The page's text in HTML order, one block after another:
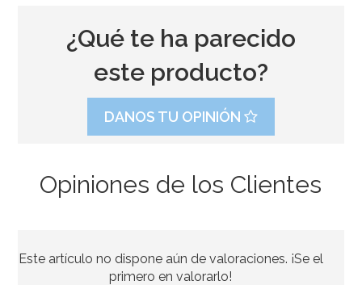
3,50€
¿Qué te ha parecido
este producto?
DANOS TU OPINIÓN
Opiniones de los Clientes
Este artículo no dispone aún de valoraciones. ¡Se el
primero en valorarlo!